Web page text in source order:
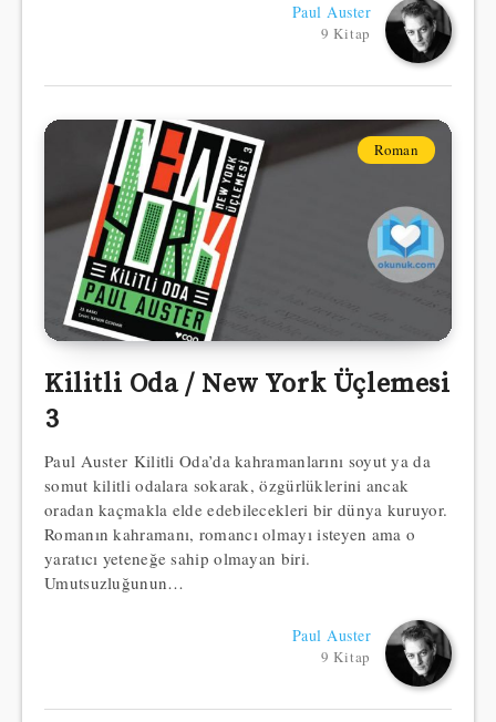
Paul Auster
9 Kitap
Roman
Kilitli Oda / New York Üçlemesi
3
Paul Auster Kilitli Oda’da kahramanlarını soyut ya da
somut kilitli odalara sokarak, özgürlüklerini ancak
oradan kaçmakla elde edebilecekleri bir dünya kuruyor.
Romanın kahramanı, romancı olmayı isteyen ama o
yaratıcı yeteneğe sahip olmayan biri.
Umutsuzluğunun…
Paul Auster
9 Kitap